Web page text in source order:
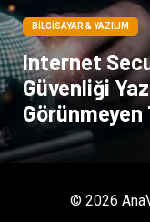
BILGISAYAR & YAZILIM
Internet
Güvenliği
© 2026